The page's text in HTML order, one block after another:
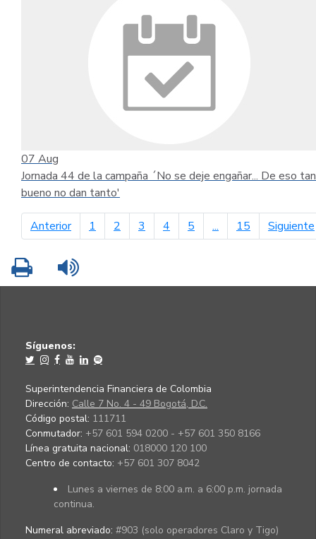
07 Aug
Jornada 44 de la campaña ´No se deje engañar... De eso tan
bueno no dan tanto'
Anteriorpágina anterior
1 2 3 4 5 ... 15 Siguiente
Imprimir
Síguenos:
Superintendencia Financiera de Colombia
Dirección: Calle 7 No. 4 - 49 Bogotá, D.C.
Código postal: 111711
Conmutador: +57 601 594 0200 - +57 601 350 8166
Línea gratuita nacional: 018000 120 100
Centro de contacto: +57 601 307 8042
Lunes a viernes de 8:00 a.m. a 6:00 p.m. jornada
continua.
Numeral abreviado: #903 (solo operadores Claro y Tigo)